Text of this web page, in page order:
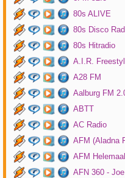
80s ALIVE
80s Disco
80s Hitradio
A.I.R.
A28 FM
Aalburg FM
ABTT
AC Radio
AFM (Aladna
AFM
AFN 360 -